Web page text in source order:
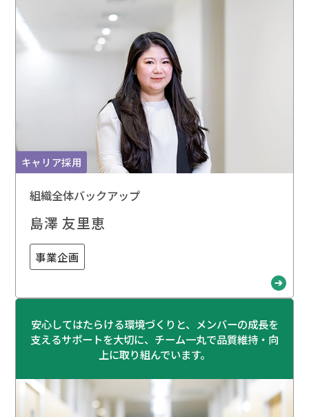
キャリア採用
組織全体バックアップ
島澤 友里恵
事業企画
安心してはたらける環境づくりと、メンバーの成長を
支えるサポートを大切に、チーム一丸で品質維持・向
上に取り組んでいます。